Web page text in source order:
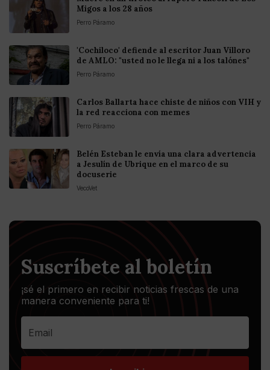
Migos a los 28 años
Perro Páramo
'Cochiloco' defiende al escritor Juan Villoro
de AMLO: "usted no le llega ni a los talónes"
Perro Páramo
Carlos Ballarta hace chiste de niños con VIH y
la red reacciona con memes
Perro Páramo
Belén Esteban le envía una clara advertencia
a Jesulín de Ubrique en el marco de su
docuserie
VecoVet
Suscríbete al boletín
¡sé el primero en recibir noticias frescas de una
manera conveniente para ti!